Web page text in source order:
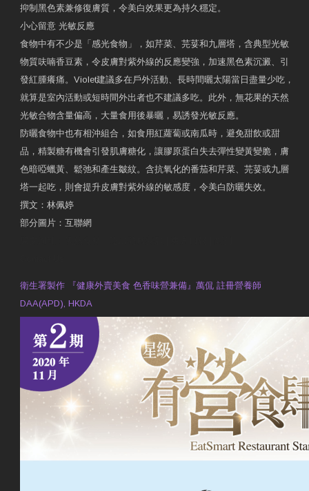
抑制黑色素兼修復膚質，令美白效果更為持久穩定。
小心留意 光敏反應
食物中有不少是「感光食物」，如芹菜、芫荽和九層塔，含典型光敏
物質呋喃香豆素，令皮膚對紫外線的反應變強，加速黑色素沉澱、引
發紅腫癢痛。Violet建議多在戶外活動、長時間曬太陽當日盡量少吃，
就算是室內活動或短時間外出者也不建議多吃。此外，無花果的天然
光敏合物含量偏高，大量食用後暴曬，易誘發光敏反應。
防曬食物中也有相沖組合，如食用紅蘿蔔或南瓜時，避免甜飲或甜
品，精製糖有機會引發肌膚糖化，讓膠原蛋白失去彈性變黃變脆，膚
色暗啞蠟黃、鬆弛和產生皺紋。含抗氧化的番茄和芹菜、芫荽或九層
塔一起吃，則會提升皮膚對紫外線的敏感度，令美白防曬失效。
撰文：林佩婷
部分圖片：互聯網
衛生署製作 『健康外賣美食 色香味營兼備』萬侃 註冊營養師
DAA(APD), HKDA